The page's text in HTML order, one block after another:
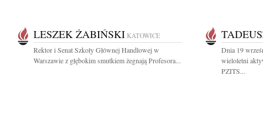
LESZEK ŻABIŃSKI KATOWICE
Rektor i Senat Szkoły Głównej Handlowej w
Warszawie z głębokim smutkiem żegnają Profesora...
Dnia 19
wieloletni
PZITS...